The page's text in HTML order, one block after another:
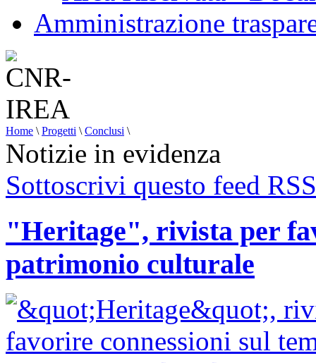
Amministrazione
Home \ Progetti \ Conclusi \
Notizie in evidenza
Sottoscrivi questo feed RSS
"Heritage", rivista per
patrimonio culturale